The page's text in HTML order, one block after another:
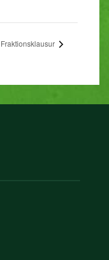
Fraktionsklausur